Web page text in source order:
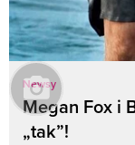
Newsy
Megan Fox i
„tak”!